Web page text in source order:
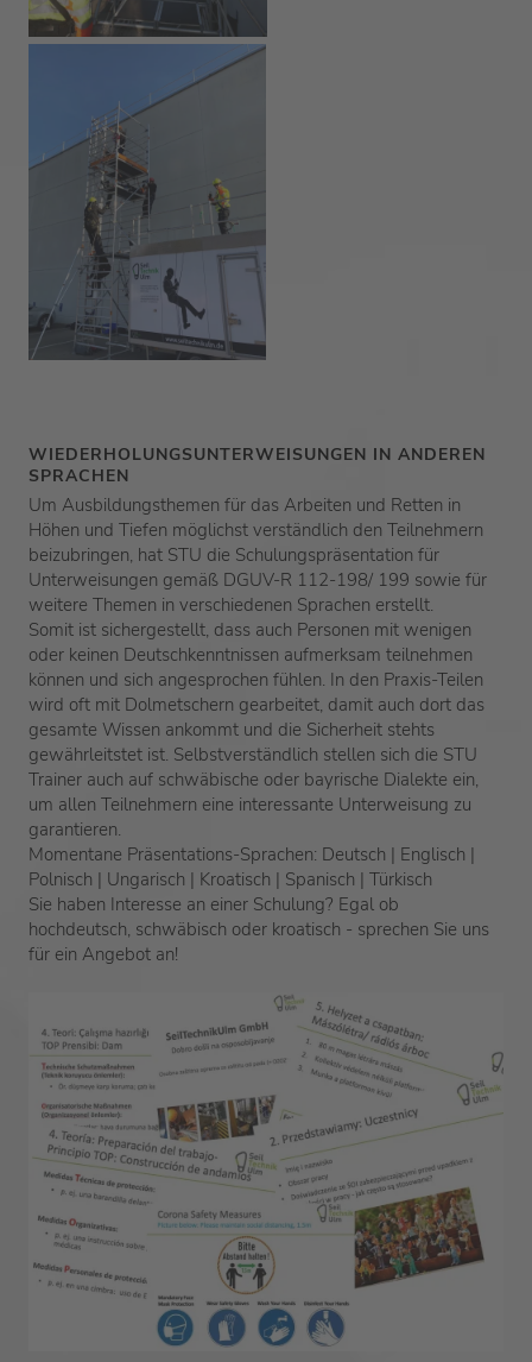
WIEDERHOLUNGSUNTERWEISUNGEN IN ANDEREN
SPRACHEN
Um Ausbildungsthemen für das Arbeiten und Retten in
Höhen und Tiefen möglichst verständlich den Teilnehmern
beizubringen, hat STU die Schulungspräsentation für
Unterweisungen gemäß DGUV-R 112-198/ 199 sowie für
weitere Themen in verschiedenen Sprachen erstellt.
Somit ist sichergestellt, dass auch Personen mit wenigen
oder keinen Deutschkenntnissen aufmerksam teilnehmen
können und sich angesprochen fühlen. In den Praxis-Teilen
wird oft mit Dolmetschern gearbeitet, damit auch dort das
gesamte Wissen ankommt und die Sicherheit stehts
gewährleitstet ist. Selbstverständlich stellen sich die STU
Trainer auch auf schwäbische oder bayrische Dialekte ein,
um allen Teilnehmern eine interessante Unterweisung zu
garantieren.
Momentane Präsentations-Sprachen: Deutsch | Englisch |
Polnisch | Ungarisch | Kroatisch | Spanisch | Türkisch
Sie haben Interesse an einer Schulung? Egal ob
hochdeutsch, schwäbisch oder kroatisch - sprechen Sie uns
für ein Angebot an!